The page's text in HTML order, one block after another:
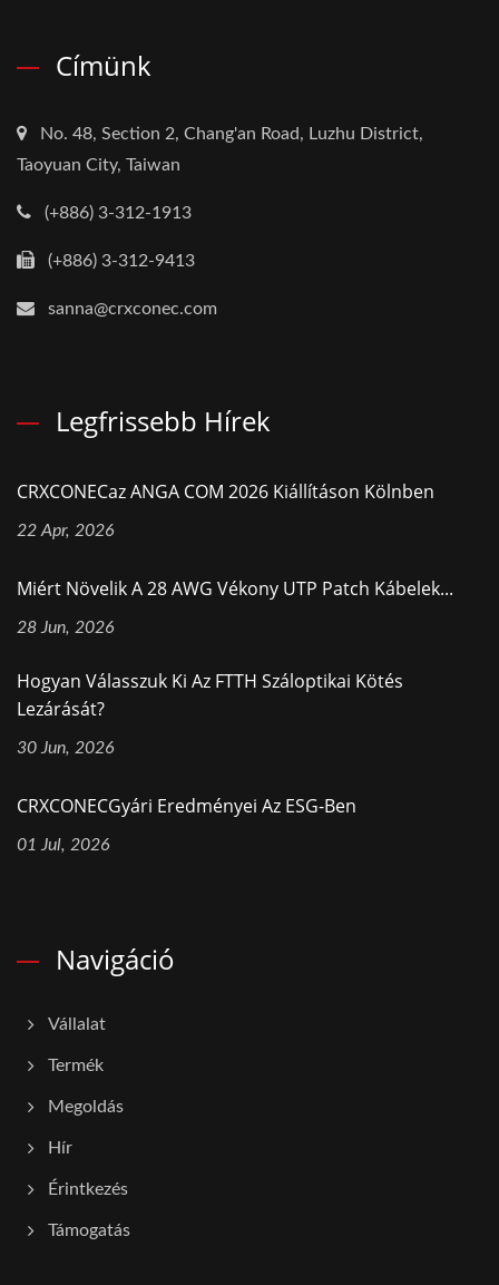
Címünk
No. 48, Section 2, Chang'an Road, Luzhu District,
Taoyuan City, Taiwan
(+886) 3-312-1913
(+886) 3-312-9413
sanna@crxconec.com
Legfrissebb Hírek
CRXCONECaz ANGA COM 2026 Kiállításon Kölnben
22 Apr, 2026
Miért Növelik A 28 AWG Vékony UTP Patch Kábelek...
28 Jun, 2026
Hogyan Válasszuk Ki Az FTTH Száloptikai Kötés
Lezárását?
30 Jun, 2026
CRXCONECGyári Eredményei Az ESG-Ben
01 Jul, 2026
Navigáció
Vállalat
Termék
Megoldás
Hír
Érintkezés
Támogatás